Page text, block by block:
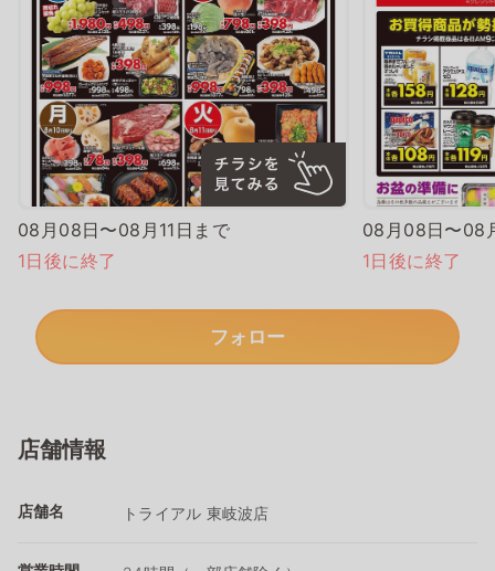
08月08日〜08月11日まで
1日後に終了
08月08日〜08
1日後に終了
フォロー
店舗情報
店舗名 トライアル 東岐波店